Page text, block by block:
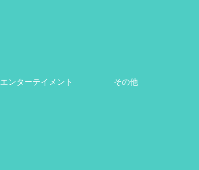
エンターテイメント その他